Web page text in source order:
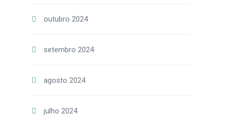
outubro 2024
setembro 2024
agosto 2024
julho 2024